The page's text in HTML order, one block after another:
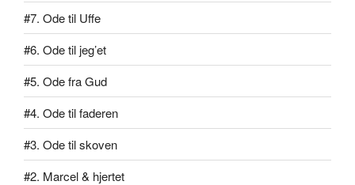
#7. Ode til Uffe
#6. Ode til jeg’et
#5. Ode fra Gud
#4. Ode til faderen
#3. Ode til skoven
#2. Marcel & hjertet